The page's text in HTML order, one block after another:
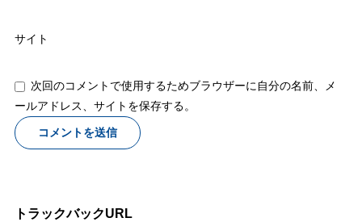
サイト
次回のコメントで使用するためブラウザーに自分の名前、メ
ールアドレス、サイトを保存する。
トラックバックURL